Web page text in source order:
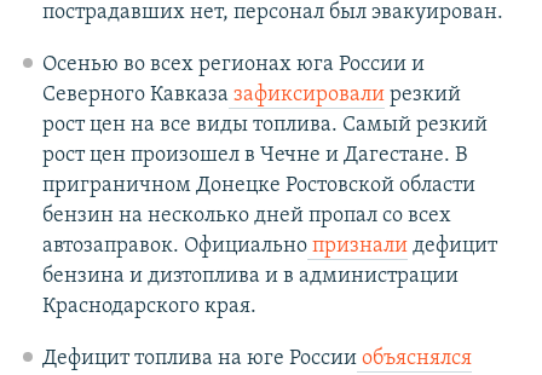
пострадавших нет, персонал был эвакуирован.
Осенью во всех регионах юга России и
Северного Кавказа зафиксировалирезкий
рост цен на все виды топлива. Самый резкий
рост цен произошел в Чечне и Дагестане. В
приграничном Донецке Ростовской области
бензин на несколько дней пропал со всех
автозаправок. Официальнопризналидефицит
бензина и дизтоплива и в администрации
Краснодарского края.
Дефицит топлива на юге Россииобъяснялся